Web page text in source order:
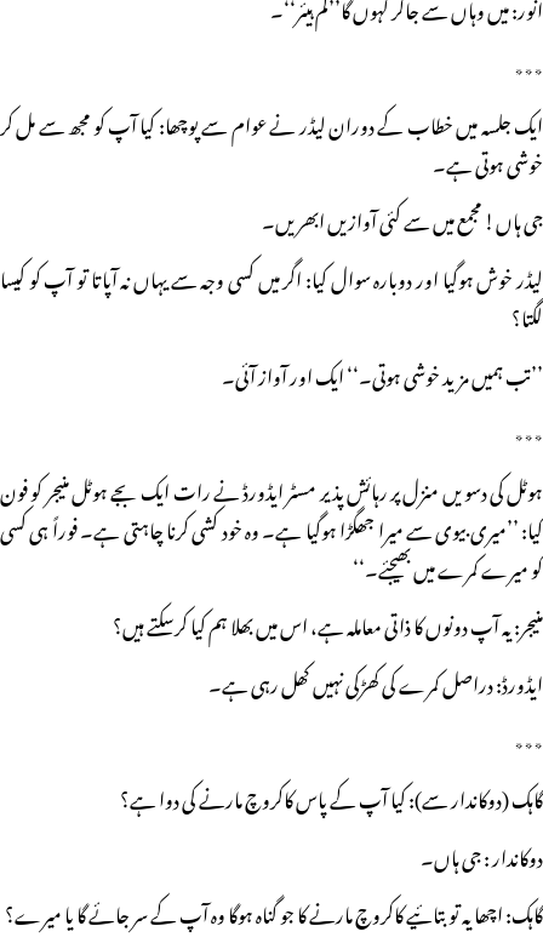
٭٭٭
ایک جلسہ میں خطاب کے دوران لیڈر نے عوام سے پوچھا: کیا آپ کو مجھ سے مل کر
خوشی ہوتی ہے۔
جی ہاں! مجمع میں سے کئی آوازیں ابھریں۔
لیڈر خوش ہوگیا اور دوبارہ سوال کیا: اگر میں کسی وجہ سے یہاں نہ آپاتا تو آپ کو کیسا
لگتا؟
’’تب ہمیں مزید خوشی ہوتی۔‘‘ ایک اور آواز آئی۔
٭٭٭
ہوٹل کی دسویں منزل پر رہائش پذیر مسٹر ایڈورڈ نے رات ایک بجے ہوٹل منیجر کو فون
کیا: ’’میری بیوی سے میرا جھگڑا ہوگیا ہے۔ وہ خود کشی کرنا چاہتی ہے۔ فوراً ہی کسی
کو میرے کمرے میں بھیجئے۔‘‘
منیجر: یہ آپ دونوں کا ذاتی معاملہ ہے، اس میں بھلا ہم کیا کرسکتے ہیں؟
ایڈورڈ: دراصل کمرے کی کھڑکی نہیں کھل رہی ہے۔
٭٭٭
گاہک (دوکاندار سے): کیا آپ کے پاس کاکروچ مارنے کی دوا ہے؟
دوکاندار : جی ہاں۔
گاہک: اچھا یہ تو بتائیے کاکروچ مارنے کا جو گناہ ہوگا وہ آپ کے سر جائے گا یا میرے؟